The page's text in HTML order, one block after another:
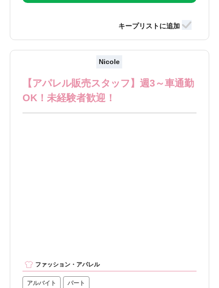
Nicole
【アパレル販売スタッフ】週3～車通勤
OK！未経験者歓迎！
ファッション・アパレル
アルバイト パート